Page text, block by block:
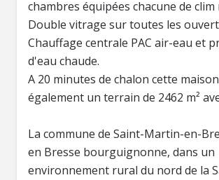
chambres équipées chacune de clim
Double vitrage sur toutes les
Chauffage centrale PAC air-eau et
d'eau chaude.
A 20 minutes de chalon cette
également un terrain de 2462 m²
La commune de Saint-Martin-en-
en Bresse bourguignonne, dans un
environnement rural du nord de la